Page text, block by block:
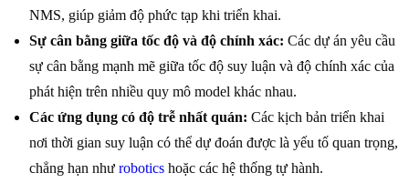
NMS, giúp giảm độ phức tạp khi triển khai.
Sự cân bằng giữa tốc độ và độ chính xác: Các dự án yêu cầu
sự cân bằng mạnh mẽ giữa tốc độ suy luận và độ chính xác của
phát hiện trên nhiều quy mô model khác nhau.
Các ứng dụng có độ trễ nhất quán: Các kịch bản triển khai
nơi thời gian suy luận có thể dự đoán được là yếu tố quan trọng,
chẳng hạn như robotics hoặc các hệ thống tự hành.